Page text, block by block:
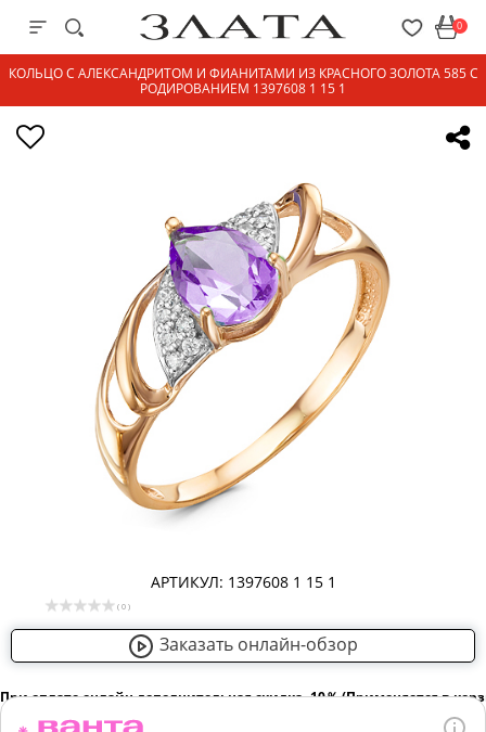
0
КОЛЬЦО С АЛЕКСАНДРИТОМ И ФИАНИТАМИ ИЗ КРАСНОГО ЗОЛОТА 585 С
РОДИРОВАНИЕМ 1397608 1 15 1
АРТИКУЛ: 1397608 1 15 1
( 0 )
Заказать онлайн-обзор
При оплате онлайн дополнительная скидка -10％ (Применяется в